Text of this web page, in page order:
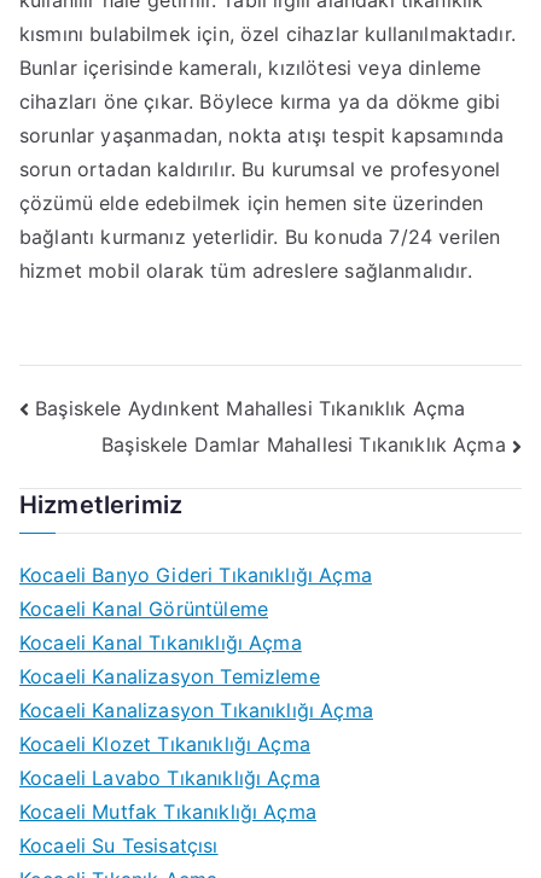
kısmını bulabilmek için, özel cihazlar kullanılmaktadır.
Bunlar içerisinde kameralı, kızılötesi veya dinleme
cihazları öne çıkar. Böylece kırma ya da dökme gibi
sorunlar yaşanmadan, nokta atışı tespit kapsamında
sorun ortadan kaldırılır. Bu kurumsal ve profesyonel
çözümü elde edebilmek için hemen site üzerinden
bağlantı kurmanız yeterlidir. Bu konuda 7/24 verilen
hizmet mobil olarak tüm adreslere sağlanmalıdır.
Yazı
gezinmesi
Başiskele Aydınkent Mahallesi Tıkanıklık Açma
Başiskele Damlar Mahallesi Tıkanıklık Açma
Hizmetlerimiz
Kocaeli Banyo Gideri Tıkanıklığı Açma
Kocaeli Kanal Görüntüleme
Kocaeli Kanal Tıkanıklığı Açma
Kocaeli Kanalizasyon Temizleme
Kocaeli Kanalizasyon Tıkanıklığı Açma
Kocaeli Klozet Tıkanıklığı Açma
Kocaeli Lavabo Tıkanıklığı Açma
Kocaeli Mutfak Tıkanıklığı Açma
Kocaeli Su Tesisatçısı